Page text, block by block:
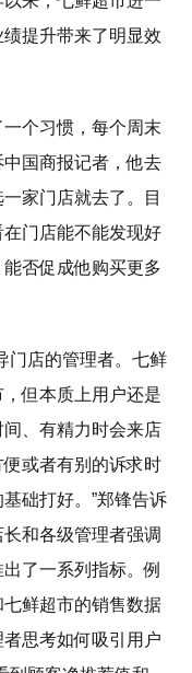
提升带来了明显效
个习惯，每个周末
国商报记者，他去
家门店就去了。目
门店能不能发现好
否促成他购买更多
门店的管理者。七鲜
但本质上用户还是
、有精力时会来店
或者有别的诉求时
础打好。”郑锋告诉
和各级管理者强调
了一系列指标。例
鲜超市的销售数据
思考如何吸引用户